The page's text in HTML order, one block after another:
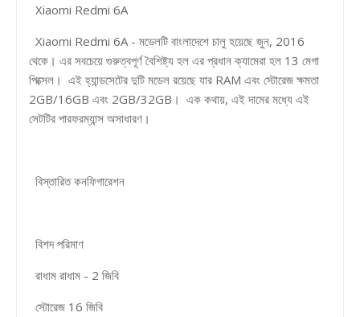
Xiaomi Redmi 6A
Xiaomi Redmi 6A - মডেলটি বাংলাদেশে চালু হয়েছে জুন, 2016
থেকে। এর সবচেয়ে গুরুত্বপূর্ণ বৈশিষ্ট্য হল এর প্রধান ক্যামেরা হল 13 মেগা
পিক্সেল। এই হ্যান্ডসেটের দুটি মডেল রয়েছে যার RAM এবং স্টোরেজ ক্ষমতা
2GB/16GB এবং 2GB/32GB। এক কথায়, এই দামের মধ্যে এই
সেটটির পারফরম্যান্স অসাধারণ।
বিস্তারিত কনফিগারেশন
বিশদ পরিমাণ
রাধাম রাধাম - 2 জিবি
স্টোরেজ 16 জিবি